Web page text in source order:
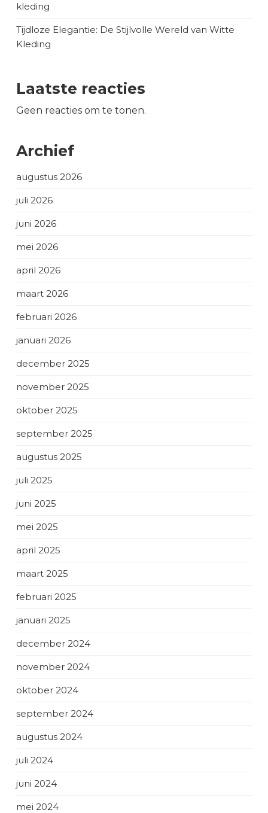
kleding
Tijdloze Elegantie: De Stijlvolle Wereld van Witte
Kleding
Laatste reacties
Geen reacties om te tonen.
Archief
augustus 2026
juli 2026
juni 2026
mei 2026
april 2026
maart 2026
februari 2026
januari 2026
december 2025
november 2025
oktober 2025
september 2025
augustus 2025
juli 2025
juni 2025
mei 2025
april 2025
maart 2025
februari 2025
januari 2025
december 2024
november 2024
oktober 2024
september 2024
augustus 2024
juli 2024
juni 2024
mei 2024